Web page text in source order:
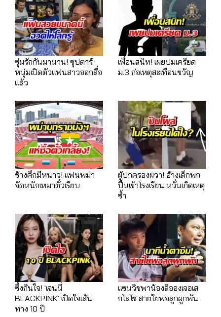
ซุ่มรักกันมานาน! ซุปตาร์
หนุ่มเปิดตัวแฟนสาวออกสื่อ
แล้ว
เพื่อนสนิท! เผยปมเครียด
ม.3 ก่อเหตุสะเทือนขวัญ
ช้างศึกมีหนาว! แฟนพม่า
จัดหนักเหมาตั๋วเรียบ
ผู้ปกครองผวา! อ้างเด็กพก
ปืนเข้าโรงเรียน หวั่นเกิดเหตุ
ซ้ำ
ซึ้งกินใจ! 'เจนนี่
BLACKPINK' เปิดใจเส้น
ทาง 10 ปี
แซนวิชพาน้องลีอองเจอเส
กโลโซ สายใยพ่อลูกผูกพัน